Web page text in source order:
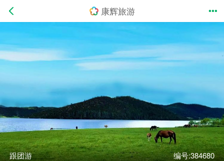
康辉旅游
跟团游 编号:384680